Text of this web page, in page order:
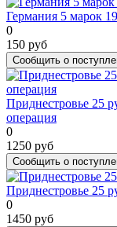
Германия 5 марок
0
150 руб
Сообщить о
Приднестровье 25
операция
0
1250 руб
Сообщить о
Приднестровье 25
0
1450 руб